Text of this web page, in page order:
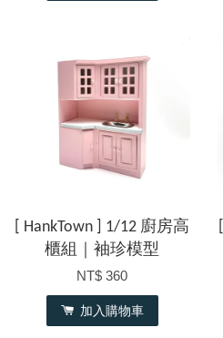
[ HankTown ] 1/12 廚房高
櫃組｜袖珍模型
NT$ 360
加入購物車